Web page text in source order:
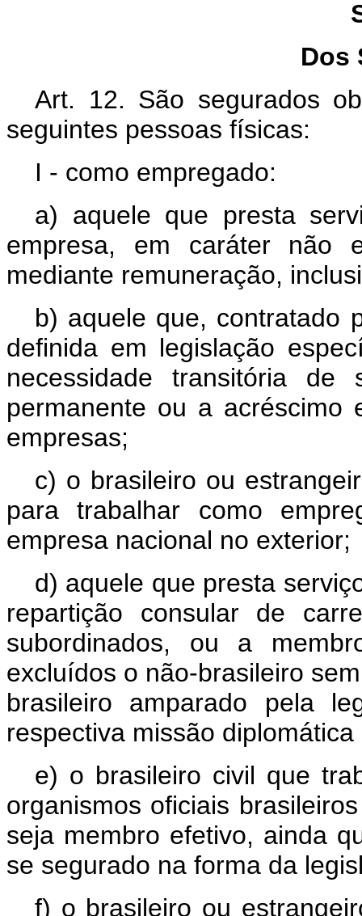
Dos
Art. 12. São segurados
seguintes pessoas físicas:
I - como empregado:
a) aquele que presta
empresa, em caráter não
mediante remuneração,
b) aquele que, contratado
definida em legislação
necessidade transitória
permanente ou a acréscimo
empresas;
c) o brasileiro ou
para trabalhar como
empresa nacional no exterior;
d) aquele que presta
repartição consular de
subordinados, ou a
excluídos o não-brasileiro
brasileiro amparado pela
respectiva missão
e) o brasileiro civil que
organismos oficiais
seja membro efetivo, ainda
se segurado na forma da
f) o brasileiro ou